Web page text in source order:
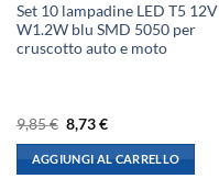
Set 10 lampadine LED T5 12V
W1.2W blu SMD 5050 per
cruscotto auto e moto
9,85€ Il
prezzo
originale
era:
9,85 €.
8,73€Il
attuale
è:
8,73 €.
AGGIUNGI AL CARRELLO